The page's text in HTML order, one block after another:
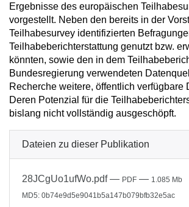
Ergebnisse des europäischen
vorgestellt. Neben den bereits in der
Teilhabesurvey identifizierten
Teilhabeberichterstattung genutzt bzw.
könnten, sowie den in dem
Bundesregierung verwendeten
Recherche weitere, öffentlich verfügbare
Deren Potenzial für die
bislang nicht vollständig ausgeschöpft.
Dateien zu dieser Publikation
28JCgUo1ufWo.pdf— PDF — 1.085 Mb
MD5: 0b74e9d5e9041b5a147b079bfb32e5ac